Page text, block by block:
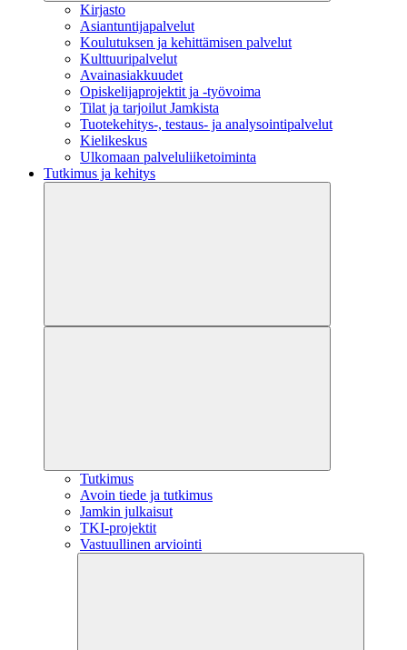
Kirjasto
Asiantuntijapalvelut
Koulutuksen ja kehittämisen palvelut
Kulttuuripalvelut
Avainasiakkuudet
Opiskelijaprojektit​ ja -työvoima
Tilat ja tarjoilut Jamkista
Tuotekehitys-, testaus- ja analysointipalvelut
Kielikeskus
Ulkomaan palveluliiketoiminta
Tutkimus ja kehitys
Tutkimus
Avoin tiede ja tutkimus
Jamkin julkaisut
TKI-projektit
Vastuullinen arviointi